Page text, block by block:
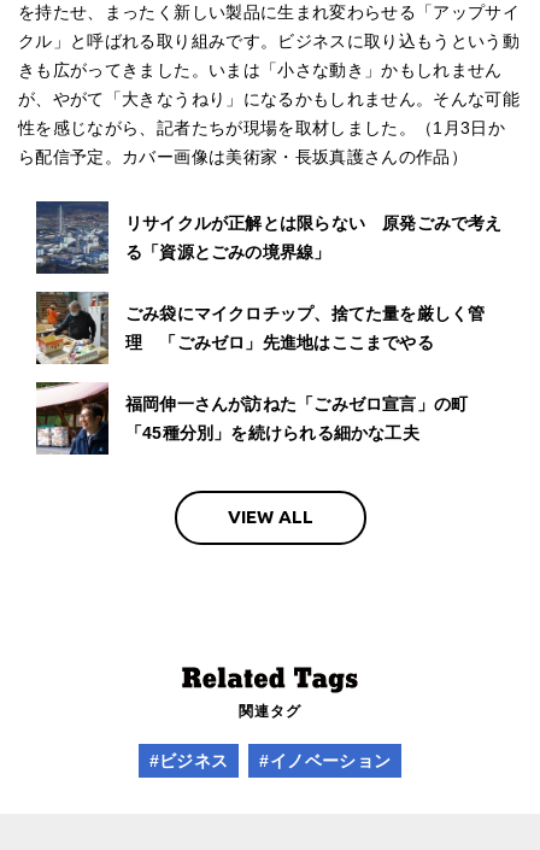
を持たせ、まったく新しい製品に生まれ変わらせる「アップサイ
クル」と呼ばれる取り組みです。ビジネスに取り込もうという動
きも広がってきました。いまは「小さな動き」かもしれません
が、やがて「大きなうねり」になるかもしれません。そんな可能
性を感じながら、記者たちが現場を取材しました。（1月3日か
ら配信予定。カバー画像は美術家・長坂真護さんの作品）
リサイクルが正解とは限らない 原発ごみで考え
る「資源とごみの境界線」
ごみ袋にマイクロチップ、捨てた量を厳しく管
理 「ごみゼロ」先進地はここまでやる
福岡伸一さんが訪ねた「ごみゼロ宣言」の町
「45種分別」を続けられる細かな工夫
VIEW ALL
関連タグ
#ビジネス #イノベーション